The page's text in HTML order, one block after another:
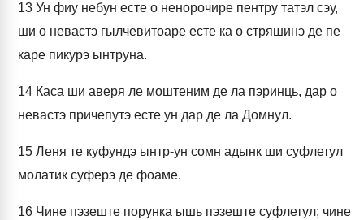
13 Ун фиу небун есте о ненорочире пентру татэл сэу,
ши о невастэ гылчевитоаре есте ка о стряшинэ де пе
каре пикурэ ынтруна.
14 Каса ши аверя ле моштеним де ла пэринць, дар о
невастэ причепутэ есте ун дар де ла Домнул.
15 Леня те куфундэ ынтр-ун сомн адынк ши суфлетул
молатик суферэ де фоаме.
16 Чине пэзеште порунка ышь пэзеште суфлетул; чине